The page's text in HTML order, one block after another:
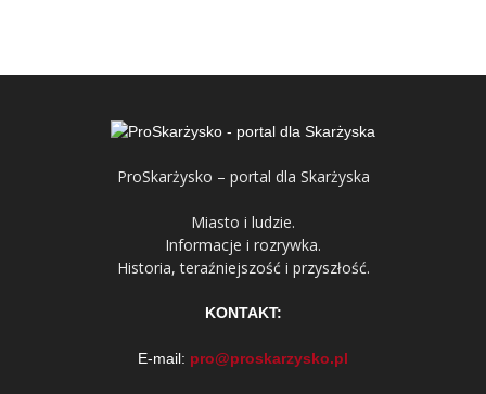
ProSkarżysko – portal dla Skarżyska
Miasto i ludzie.
Informacje i rozrywka.
Historia, teraźniejszość i przyszłość.
KONTAKT:
E-mail: pro@proskarzysko.pl